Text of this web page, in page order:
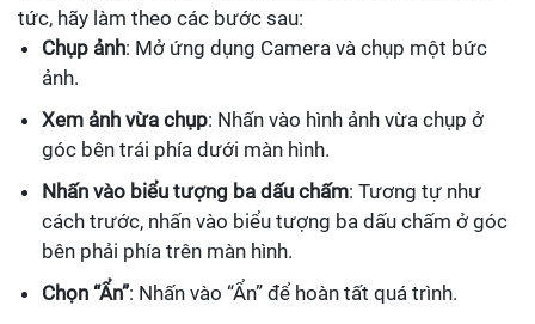
tức, hãy làm theo các bước sau:
Chụp ảnh: Mở ứng dụng Camera và chụp một bức
ảnh.
Xem ảnh vừa chụp: Nhấn vào hình ảnh vừa chụp ở
góc bên trái phía dưới màn hình.
Nhấn vào biểu tượng ba dấu chấm: Tương tự như
cách trước, nhấn vào biểu tượng ba dấu chấm ở góc
bên phải phía trên màn hình.
Chọn “Ẩn”: Nhấn vào “Ẩn” để hoàn tất quá trình.